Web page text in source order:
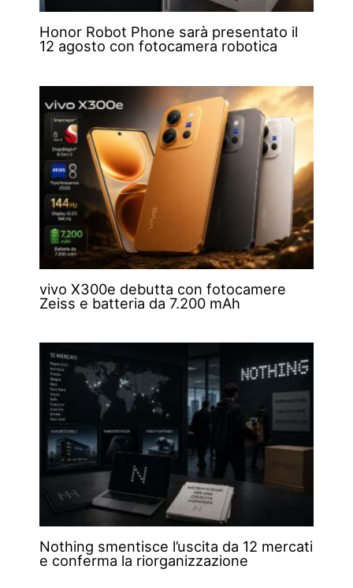
Honor Robot Phone sarà presentato il
12 agosto con fotocamera robotica
vivo X300e debutta con fotocamere
Zeiss e batteria da 7.200 mAh
Nothing smentisce l’uscita da 12 mercati
e conferma la riorganizzazione